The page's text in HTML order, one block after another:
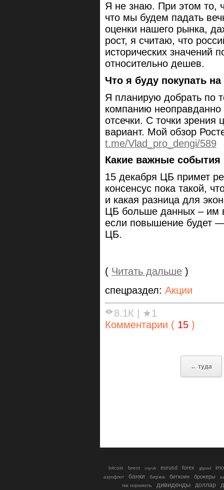
Я не знаю. При этом то,
что мы будем падать
оценки нашего рынка,
рост, я считаю, что
исторических значений
относительно дешев.
Что я буду покупать
Я планирую добрать по
компанию
отсечки. С точки зрения
вариант. Мой обзор
t.me/Vlad_pro_dengi/589
Какие важные
15 декабря ЦБ примет
консенсус пока такой,
и какая разница для
ЦБ больше данных – им
если повышение будет
ЦБ.
( Читать дальше )
спецраздел: Акции
8.1К | ★1
Комментарии ( 15 )
← туда
bitcoin brent cnyrub eurusd forex gbpusd
аэрофлот банки биржа биткоин брокеры
гмк норникель
дивиденды доллар